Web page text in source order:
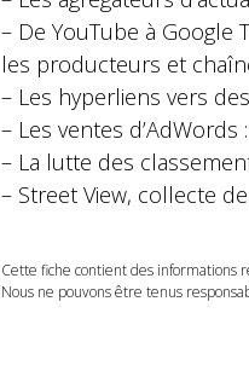
– De YouTube à Google
les producteurs et
– Les hyperliens vers
– Les ventes
– La lutte des
– Street View, collecte
Cette fiche contient des informations
Nous ne pouvons être tenus